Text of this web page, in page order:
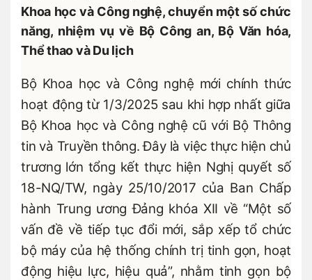
Khoa học và Công nghệ, chuyển một số chức
năng, nhiệm vụ về Bộ Công an, Bộ Văn hóa,
Thể thao và Du lịch
Bộ Khoa học và Công nghệ mới chính thức
hoạt động từ 1/3/2025 sau khi hợp nhất giữa
Bộ Khoa học và Công nghệ cũ với Bộ Thông
tin và Truyền thông. Đây là việc thực hiện chủ
trương lớn tổng kết thực hiện Nghị quyết số
18-NQ/TW, ngày 25/10/2017 của Ban Chấp
hành Trung ương Đảng khóa XII về “Một số
vấn đề về tiếp tục đổi mới, sắp xếp tổ chức
bộ máy của hệ thống chính trị tinh gọn, hoạt
động hiệu lực, hiệu quả”, nhằm tinh gọn bộ